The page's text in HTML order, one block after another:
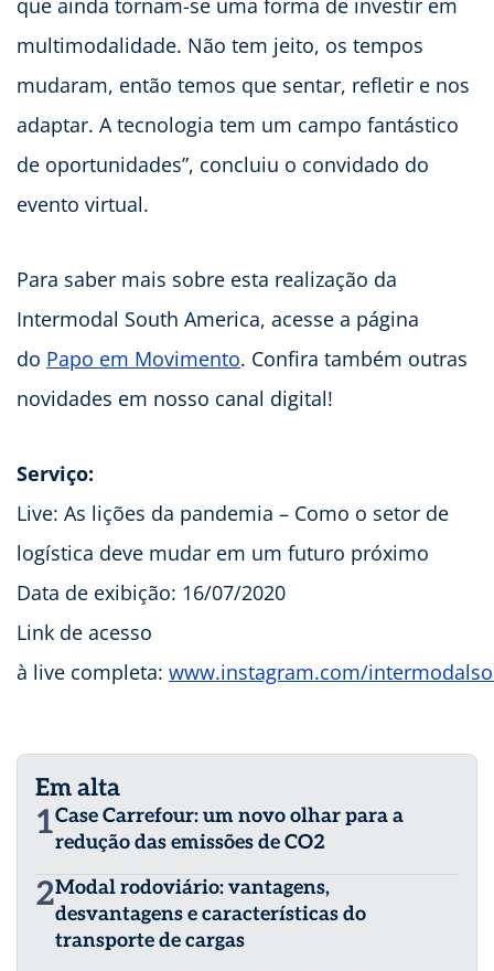
que ainda tornam-se uma forma de investir em
multimodalidade. Não tem jeito, os tempos
mudaram, então temos que sentar, refletir e nos
adaptar. A tecnologia tem um campo fantástico
de oportunidades”, concluiu o convidado do
evento virtual.
Para saber mais sobre esta realização da
Intermodal South America, acesse a página
do Papo em Movimento. Confira também outras
novidades em nosso canal digital!
Serviço:
Live: As lições da pandemia – Como o setor de
logística deve mudar em um futuro próximo
Data de exibição: 16/07/2020
Link de acesso
à live completa: www.instagram.com/
Em alta
1Case Carrefour: um novo olhar para a
redução das emissões de CO2
2Modal rodoviário: vantagens,
desvantagens e características do
transporte de cargas